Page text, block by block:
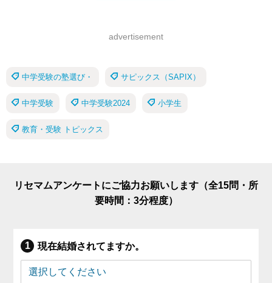
advertisement
中学受験の塾選び・ サピックス（SAPIX）
中学受験 中学受験2024 小学生
教育・受験 トピックス
リセマムアンケートにご協力お願いします（全15問・所
要時間：3分程度）
現在結婚されてますか。